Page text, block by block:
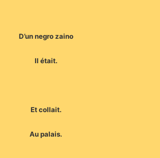
D’un negro zaino
Il était.
Et collait.
Au palais.